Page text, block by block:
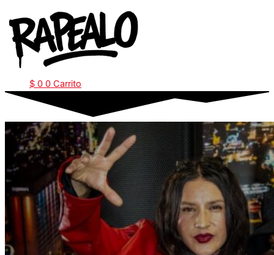
al
contenido
$ 0 0 Carrito